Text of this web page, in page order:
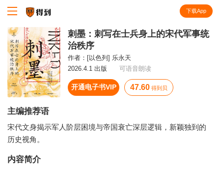
下载App
刺墨：刺写在士兵身上的宋代军事统
治秩序
作者： [以色列] 乐永天
2026.4.1 出版
可语音朗读
开通电子书VIP 47.60 得到贝
主编推荐语
宋代文身揭示军人阶层困境与帝国衰亡深层逻辑，新颖独到的
历史视角。
内容简介